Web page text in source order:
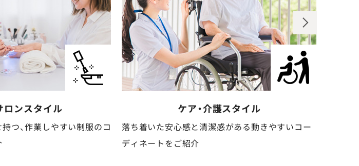
護スタイル
感がある動きやすいコー
歯科クリニックスタイル
清潔感と信頼感のある、安心感を与えるコーディネ
ートをご紹介